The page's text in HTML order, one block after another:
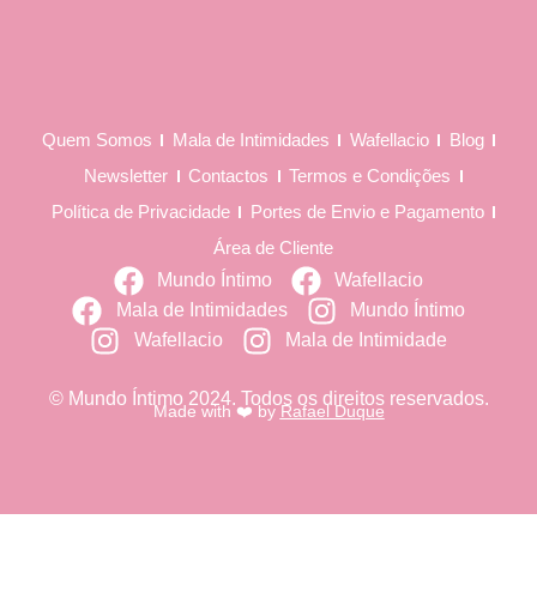
Quem Somos Mala de Intimidades Wafellacio
Blog
Newsletter
Contactos
Termos e Condições
Política de Privacidade
Portes de Envio e Pagamento
Área de Cliente
Mundo Íntimo
Wafellacio
Mala de Intimidades
Mundo Íntimo
Wafellacio
Mala de Intimidade
© Mundo Íntimo 2024. Todos os direitos reservados.
Made with ❤️ byRafael Duque